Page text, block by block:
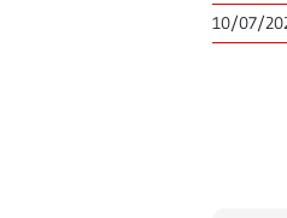
10/07/